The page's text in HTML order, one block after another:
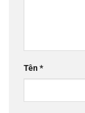
Tên*